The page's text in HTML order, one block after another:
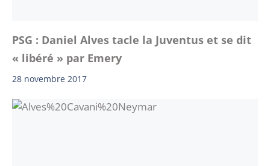
PSG : Daniel Alves tacle la Juventus et se dit
« libéré » par Emery
28 novembre 2017